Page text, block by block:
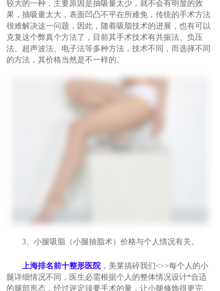
较大的一种，主要原因是抽吸量太少，就不会有明显的效
果，抽吸量太大，表面凹凸不平在所难免，传统的手术方法
很难解决这一问题，因此，随着吸脂技术的进展，也有可以
克复这个弊真个方法了，目前其手术技术有共振法、负压
法、超声波法、电子法等多种方法，技术不同，而选择不同
的方法，其价格当然是不一样的。
3、小腿吸脂（小腿抽脂术）价格与个人情况有关。
上海排名前十整形医院，美莱搞碎我们<>>每个人的小
腿详细情况不同，医生必需根据个人的整体情况设计*合适
的腿部形态，经过评定须要手术的量，让小腿修饰得更完